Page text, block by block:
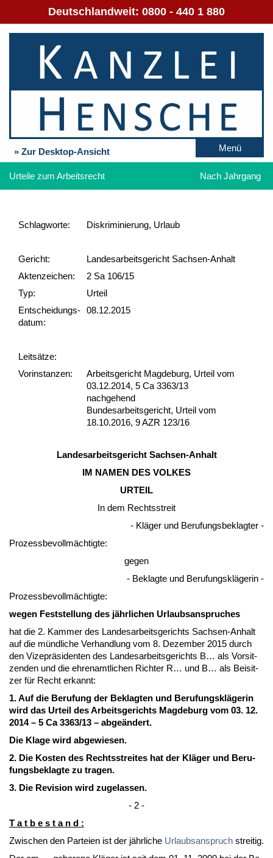
Deutschlandweit: 0800 - 440 1 880
» Zur Desktop-Ansicht Menü
Urteile zum Arbeitsrecht Nach Jahrgang
Schlag­worte: Diskriminierung, Urlaub
Gericht:
Landesarbeitsgericht Sachsen-Anhalt
Akten­zeichen:
2 Sa 106/15
Typ:
Urteil
Ent­scheid­ungs­
datum:
08.12.2015
Leit­sätze:
Vor­ins­tan­zen:
Arbeitsgericht Magdeburg, Urteil vom
03.12.2014, 5 Ca 3363/13
nachgehend
Bundesarbeitsgericht, Urteil vom
18.10.2016, 9 AZR 123/16
Lan­des­ar­beits­ge­richt Sach­sen-An­halt
IM NA­MEN DES VOL­KES
UR­TEIL
In dem Rechts­streit
- Kläger und Be­ru­fungs­be­klag­ter -
Pro­zess­be­vollmäch­tig­te:
ge­gen
- Be­klag­te und Be­ru­fungskläge­rin -
Pro­zess­be­vollmäch­tig­te:
we­gen Fest­stel­lung des jähr­li­chen Ur­laubs­an­spru­ches
hat die 2. Kam­mer des Lan­des­ar­beits­ge­richts Sach­sen-An­halt
auf die münd­li­che Ver­hand­lung vom 8. De­zem­ber 2015 durch
den Vi­ze­präsi­den­ten des Lan­des­ar­beits­ge­richts B… als Vor­sit­
zen­den und die eh­ren­amt­li­chen Rich­ter R… und B… als Bei­sit­
zer für Recht er­kannt:
1. Auf die Be­ru­fung der Be­klag­ten und Be­ru­fungskläge­rin
wird das Ur­teil des Ar­beits­ge­richts Mag­de­burg vom 03. 12.
2014 – 5 Ca 3363/13 – ab­geändert.
Die Kla­ge wird ab­ge­wie­sen.
2. Die Kos­ten des Rechts­strei­tes hat der Kläger und Be­ru­
fungs­be­klag­te zu tra­gen.
3. Die Re­vi­si­on wird zu­ge­las­sen.
- 2 -
T a t b e s t a n d :
Zwi­schen den Par­tei­en ist der jähr­li­che Ur­laubs­an­spruch strei­tig.